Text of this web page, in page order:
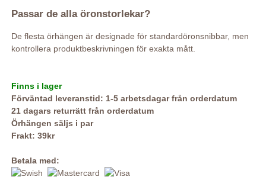
Passar de alla öronstorlekar?
De flesta örhängen är designade för standardöronsnibbar, men
kontrollera produktbeskrivningen för exakta mått.
Finns i lager
Förväntad leveranstid: 1-5 arbetsdagar från orderdatum
21 dagars returrätt från orderdatum
Örhängen säljs i par
Frakt: 39kr
Betala med: